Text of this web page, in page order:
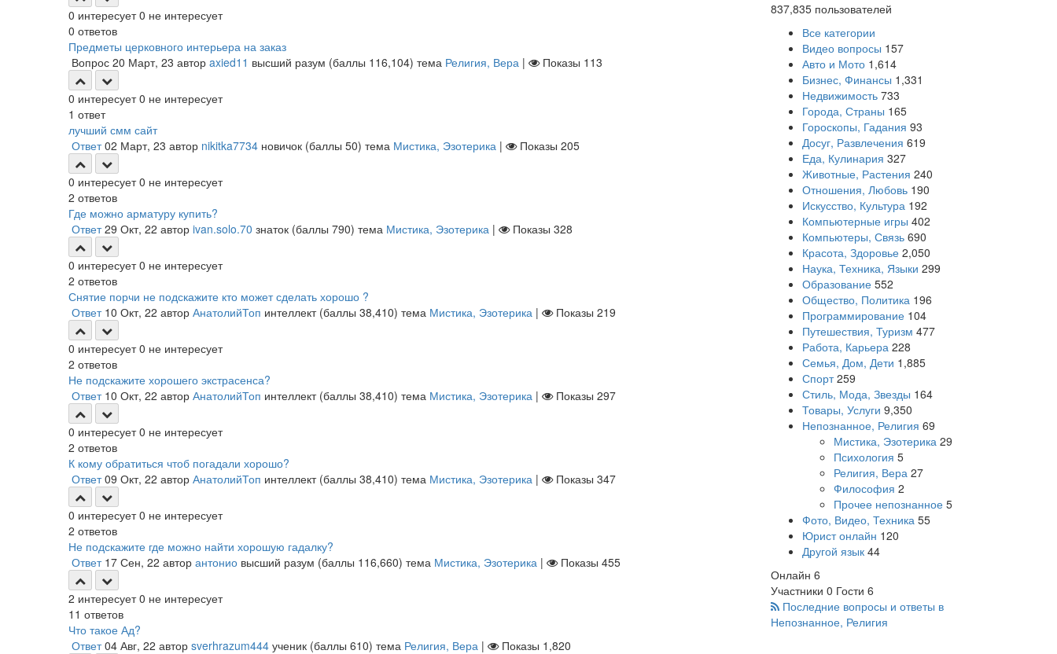
0 интересует 0 не интересует
0 ответов
Предметы церковного интерьера на заказ
Вопрос 20 Март, 23 автор axied11 высший разум (баллы 116,104) тема Религия, Вера | Показы 113
0 интересует 0 не интересует
1 ответ
лучший смм сайт
Ответ 02 Март, 23 автор nikitka7734 новичок (баллы 50) тема Мистика, Эзотерика | Показы 205
0 интересует 0 не интересует
2 ответов
Где можно арматуру купить?
Ответ 29 Окт, 22 автор ivan.solo.70 знаток (баллы 790) тема Мистика, Эзотерика | Показы 328
0 интересует 0 не интересует
2 ответов
Снятие порчи не подскажите кто может сделать хорошо ?
Ответ 10 Окт, 22 автор АнатолийТоп интеллект (баллы 38,410) тема Мистика, Эзотерика | Показы 219
0 интересует 0 не интересует
2 ответов
Не подскажите хорошего экстрасенса?
Ответ 10 Окт, 22 автор АнатолийТоп интеллект (баллы 38,410) тема Мистика, Эзотерика | Показы 297
0 интересует 0 не интересует
2 ответов
К кому обратиться чтоб погадали хорошо?
Ответ 09 Окт, 22 автор АнатолийТоп интеллект (баллы 38,410) тема Мистика, Эзотерика | Показы 347
0 интересует 0 не интересует
2 ответов
Не подскажите где можно найти хорошую гадалку?
Ответ 17 Сен, 22 автор антонио высший разум (баллы 116,660) тема Мистика, Эзотерика | Показы 455
2 интересует 0 не интересует
11 ответов
Что такое Ад?
Ответ 04 Авг, 22 автор sverhrazum444 ученик (баллы 610) тема Религия, Вера | Показы 1,820
837,835пользователей
Все категории
Видео вопросы 157
Авто и Мото 1,614
Бизнес, Финансы 1,331
Недвижимость 733
Города, Страны 165
Гороскопы, Гадания 93
Досуг, Развлечения 619
Еда, Кулинария 327
Животные, Растения 240
Отношения, Любовь 190
Искусство, Культура 192
Компьютерные игры 402
Компьютеры, Связь 690
Красота, Здоровье 2,050
Наука, Техника, Языки 299
Образование 552
Общество, Политика 196
Программирование 104
Путешествия, Туризм 477
Работа, Карьера 228
Семья, Дом, Дети 1,885
Спорт 259
Стиль, Мода, Звезды 164
Товары, Услуги 9,350
Непознанное, Религия 69
Мистика, Эзотерика 29
Психология 5
Религия, Вера 27
Философия 2
Прочее непознанное 5
Фото, Видео, Техника 55
Юрист онлайн 120
Другой язык 44
Онлайн 6
Участники 0 Гости 6
Последние вопросы и ответы в
Непознанное, Религия